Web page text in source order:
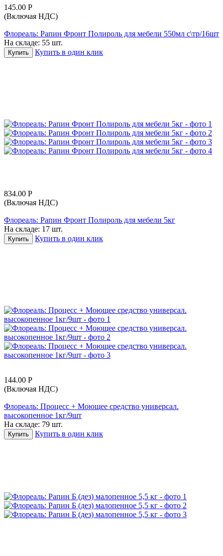
145.00 Р
(Включая НДС)
Флореаль: Рапин Фронт Полироль для мебели 550мл с\тр/16шт
На складе: 55 шт.
Купить Купить в один клик
834.00 Р
(Включая НДС)
Флореаль: Рапин Фронт Полироль для мебели 5кг
На складе: 17 шт.
Купить Купить в один клик
144.00 Р
(Включая НДС)
Флореаль: Процесс + Моющее средство универсал.
высокопенное 1кг/9шт
На складе: 79 шт.
Купить Купить в один клик